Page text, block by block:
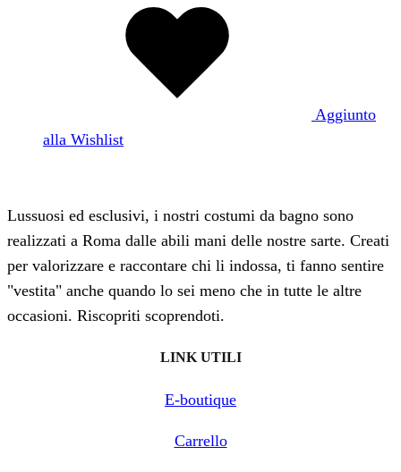
Aggiunto
alla Wishlist
Lussuosi ed esclusivi, i nostri costumi da bagno sono
realizzati a Roma dalle abili mani delle nostre sarte. Creati
per valorizzare e raccontare chi li indossa, ti fanno sentire
"vestita" anche quando lo sei meno che in tutte le altre
occasioni. Riscopriti scoprendoti.
LINK UTILI
E-boutique
Carrello